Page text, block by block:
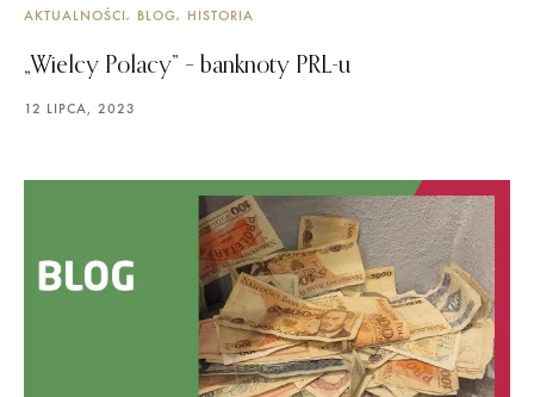
AKTUALNOŚCI BLOG HISTORIA
„Wielcy Polacy” – banknoty PRL-u
12 LIPCA, 2023